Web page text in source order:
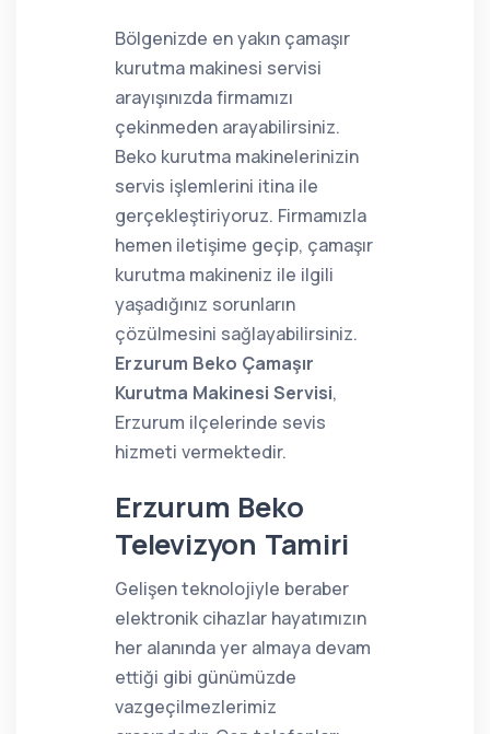
Bölgenizde en yakın çamaşır
kurutma makinesi servisi
arayışınızda firmamızı
çekinmeden arayabilirsiniz.
Beko kurutma makinelerinizin
servis işlemlerini itina ile
gerçekleştiriyoruz. Firmamızla
hemen iletişime geçip, çamaşır
kurutma makineniz ile ilgili
yaşadığınız sorunların
çözülmesini sağlayabilirsiniz.
Erzurum Beko Çamaşır
Kurutma Makinesi Servisi,
Erzurum ilçelerinde sevis
hizmeti vermektedir.
Erzurum Beko
Televizyon Tamiri
Gelişen teknolojiyle beraber
elektronik cihazlar hayatımızın
her alanında yer almaya devam
ettiği gibi günümüzde
vazgeçilmezlerimiz